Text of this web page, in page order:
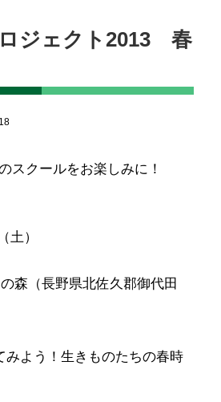
ジェクト2013 春
スクールをお楽しみに！
土）
森（長野県北佐久郡御代田
みよう！生きものたちの春時